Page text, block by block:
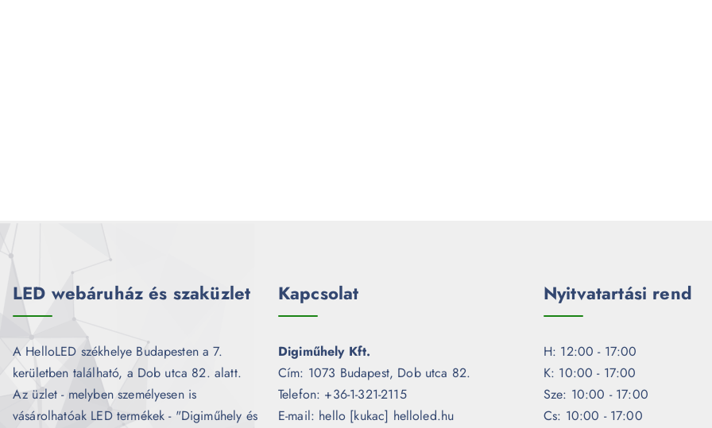
LED webáruház és szaküzlet
A HelloLED székhelye Budapesten a 7.
kerületben található, a Dob utca 82. alatt.
Az üzlet - melyben személyesen is
vásárolhatóak LED termékek - "Digiműhely és
Kapcsolat
Digiműhely Kft.
Cím: 1073 Budapest, Dob utca 82.
Telefon: +36-1-321-2115
E-mail: hello [kukac] helloled.hu
Nyitvatartási rend
H: 12:00 - 17:00
K: 10:00 - 17:00
Sze: 10:00 - 17:00
Cs: 10:00 - 17:00